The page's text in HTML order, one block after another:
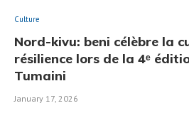
Culture
Nord-kivu: beni célèbre la
résilience lors de la 4ᵉ
Tumaini
January 17, 2026